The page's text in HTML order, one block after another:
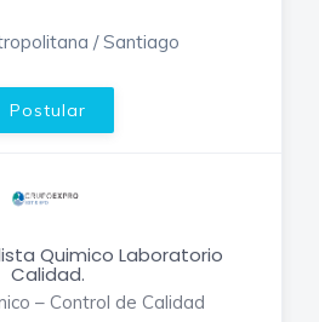
/ Santiago
Postular
Quimico Laboratorio
Calidad.
– Control de Calidad